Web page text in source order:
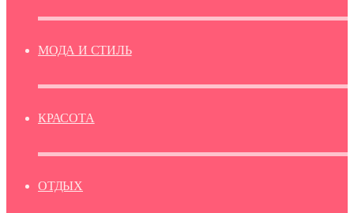
МОДА И СТИЛЬ
КРАСОТА
ОТДЫХ